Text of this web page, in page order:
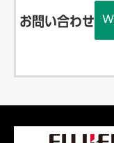
お問い合わせ